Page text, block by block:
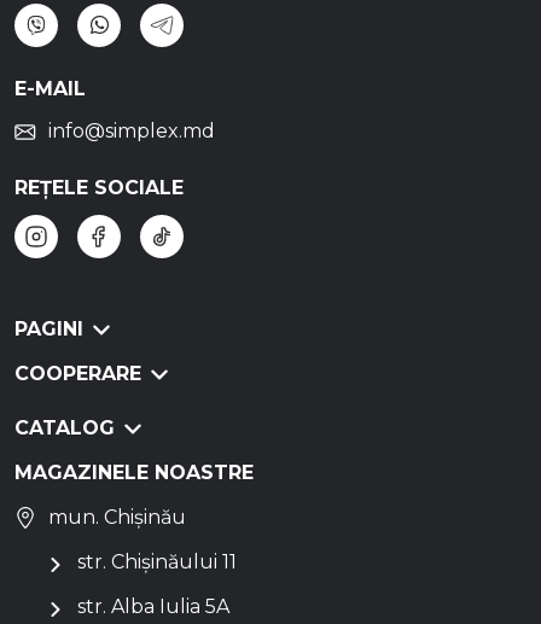
E-MAIL
info@simplex.md
REȚELE SOCIALE
PAGINI
COOPERARE
CATALOG
MAGAZINELE NOASTRE
mun. Chișinău
str. Chișinăului 11
str. Alba Iulia 5A